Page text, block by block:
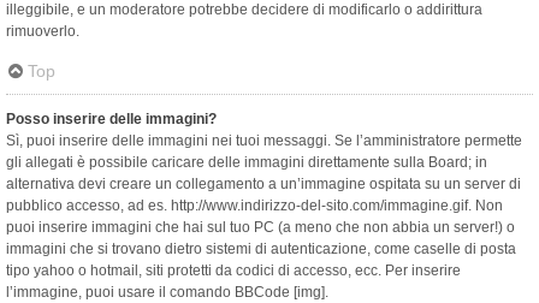
illeggibile, e un moderatore potrebbe decidere di modificarlo o addirittura
rimuoverlo.
Top
Posso inserire delle immagini?
Sì, puoi inserire delle immagini nei tuoi messaggi. Se l’amministratore permette
gli allegati è possibile caricare delle immagini direttamente sulla Board; in
alternativa devi creare un collegamento a un’immagine ospitata su un server di
pubblico accesso, ad es. http://www.indirizzo-del-sito.com/immagine.gif. Non
puoi inserire immagini che hai sul tuo PC (a meno che non abbia un server!) o
immagini che si trovano dietro sistemi di autenticazione, come caselle di posta
tipo yahoo o hotmail, siti protetti da codici di accesso, ecc. Per inserire
l’immagine, puoi usare il comando BBCode [img].